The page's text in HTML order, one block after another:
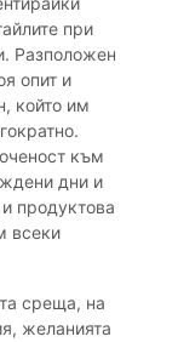
при
Разположен
опит и
който им
към
дни и
продуктова
всеки
среща, на
желанията